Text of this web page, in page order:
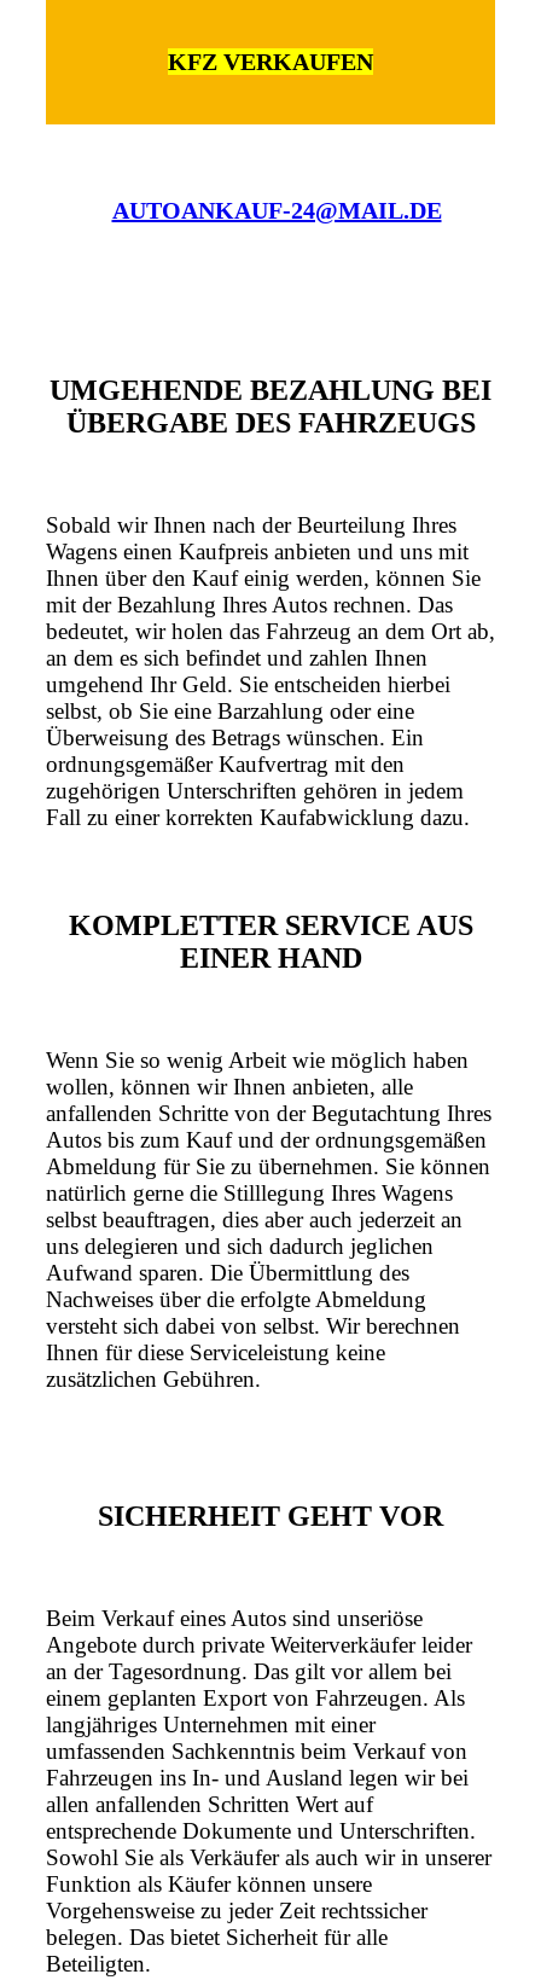
KFZ VERKAUFEN
AUTOANKAUF-24@MAIL.DE
UMGEHENDE BEZAHLUNG BEI
ÜBERGABE DES FAHRZEUGS
Sobald wir Ihnen nach der Beurteilung Ihres
Wagens einen Kaufpreis anbieten und uns mit
Ihnen über den Kauf einig werden, können Sie
mit der Bezahlung Ihres Autos rechnen. Das
bedeutet, wir holen das Fahrzeug an dem Ort ab,
an dem es sich befindet und zahlen Ihnen
umgehend Ihr Geld. Sie entscheiden hierbei
selbst, ob Sie eine Barzahlung oder eine
Überweisung des Betrags wünschen. Ein
ordnungsgemäßer Kaufvertrag mit den
zugehörigen Unterschriften gehören in jedem
Fall zu einer korrekten Kaufabwicklung dazu.
KOMPLETTER SERVICE AUS
EINER HAND
Wenn Sie so wenig Arbeit wie möglich haben
wollen, können wir Ihnen anbieten, alle
anfallenden Schritte von der Begutachtung Ihres
Autos bis zum Kauf und der ordnungsgemäßen
Abmeldung für Sie zu übernehmen. Sie können
natürlich gerne die Stilllegung Ihres Wagens
selbst beauftragen, dies aber auch jederzeit an
uns delegieren und sich dadurch jeglichen
Aufwand sparen. Die Übermittlung des
Nachweises über die erfolgte Abmeldung
versteht sich dabei von selbst. Wir berechnen
Ihnen für diese Serviceleistung keine
zusätzlichen Gebühren.
SICHERHEIT GEHT VOR
Beim Verkauf eines Autos sind unseriöse
Angebote durch private Weiterverkäufer leider
an der Tagesordnung. Das gilt vor allem bei
einem geplanten Export von Fahrzeugen. Als
langjähriges Unternehmen mit einer
umfassenden Sachkenntnis beim Verkauf von
Fahrzeugen ins In- und Ausland legen wir bei
allen anfallenden Schritten Wert auf
entsprechende Dokumente und Unterschriften.
Sowohl Sie als Verkäufer als auch wir in unserer
Funktion als Käufer können unsere
Vorgehensweise zu jeder Zeit rechtssicher
belegen. Das bietet Sicherheit für alle
Beteiligten.